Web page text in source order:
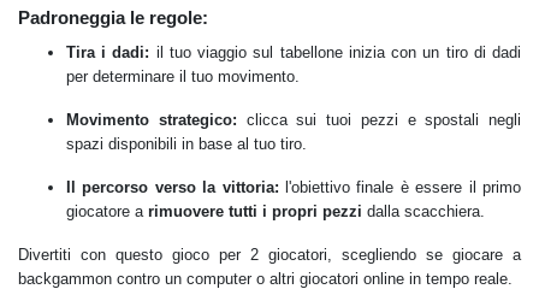
Padroneggia le regole:
Tira i dadi: il tuo viaggio sul tabellone inizia con un tiro di dadi
per determinare il tuo movimento.
Movimento strategico: clicca sui tuoi pezzi e spostali negli
spazi disponibili in base al tuo tiro.
Il percorso verso la vittoria: l'obiettivo finale è essere il primo
giocatore a rimuovere tutti i propri pezzi dalla scacchiera.
Divertiti con questo gioco per 2 giocatori, scegliendo se giocare a
backgammon contro un computer o altri giocatori online in tempo reale.